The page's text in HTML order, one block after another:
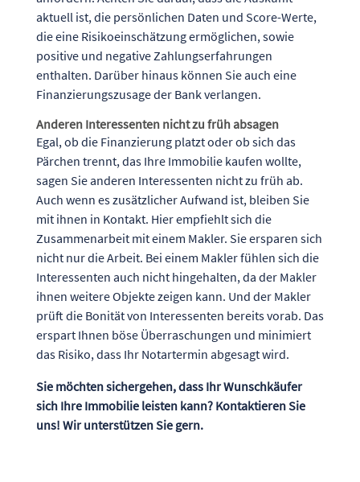
aktuell ist, die persönlichen Daten und Score-Werte,
die eine Risikoeinschätzung ermöglichen, sowie
positive und negative Zahlungserfahrungen
enthalten. Darüber hinaus können Sie auch eine
Finanzierungszusage der Bank verlangen.
Anderen Interessenten nicht zu früh absagen
Egal, ob die Finanzierung platzt oder ob sich das
Pärchen trennt, das Ihre Immobilie kaufen wollte,
sagen Sie anderen Interessenten nicht zu früh ab.
Auch wenn es zusätzlicher Aufwand ist, bleiben Sie
mit ihnen in Kontakt. Hier empfiehlt sich die
Zusammenarbeit mit einem Makler. Sie ersparen sich
nicht nur die Arbeit. Bei einem Makler fühlen sich die
Interessenten auch nicht hingehalten, da der Makler
ihnen weitere Objekte zeigen kann. Und der Makler
prüft die Bonität von Interessenten bereits vorab. Das
erspart Ihnen böse Überraschungen und minimiert
das Risiko, dass Ihr Notartermin abgesagt wird.
Sie möchten sichergehen, dass Ihr Wunschkäufer
sich Ihre Immobilie leisten kann? Kontaktieren Sie
uns! Wir unterstützen Sie gern.